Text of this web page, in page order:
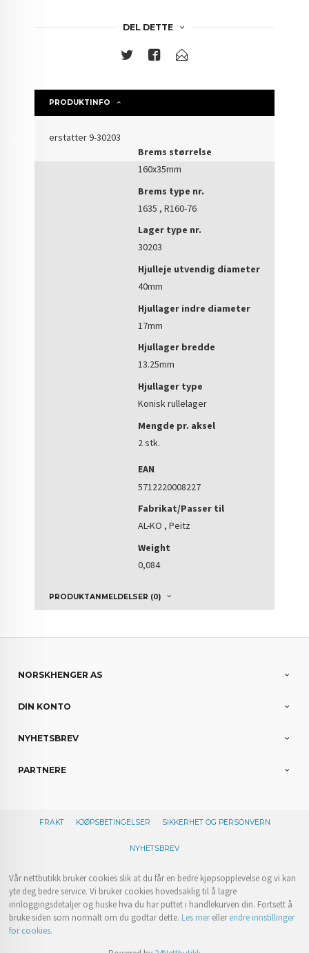
DEL DETTE
PRODUKTINFO
erstatter 9-30203
Brems størrelse
160x35mm
Brems type nr.
1635 , R160-76
Lager type nr.
30203
Hjulleje utvendig diameter
40mm
Hjullager indre diameter
17mm
Hjullager bredde
13.25mm
Hjullager type
Konisk rullelager
Mengde pr. aksel
2 stk.
EAN
5712220008227
Fabrikat/Passer til
AL-KO , Peitz
Weight
0,084
PRODUKTANMELDELSER (0)
NORSKHENGER AS
DIN KONTO
NYHETSBREV
PARTNERE
FRAKT KJØPSBETINGELSER SIKKERHET OG PERSONVERN
NYHETSBREV
Vår nettbutikk bruker cookies slik at du får en bedre kjøpsopplevelse og vi kan
yte deg bedre service. Vi bruker cookies hovedsaklig til å lagre
innloggingsdetaljer og huske hva du har puttet i handlekurven din. Fortsett å
bruke siden som normalt om du godtar dette. Les merellerendre innstillinger
for cookies.